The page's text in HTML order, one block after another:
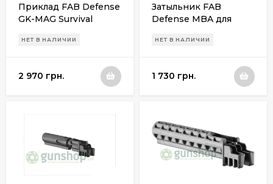
Приклад FAB Defense
GK-MAG Survival
адаптера(черный)
НЕТ В НАЛИЧИИ
2 970 грн.
Затыльник FAB
Defense MBA для
SHOCK и GL-MAG
НЕТ В НАЛИЧИИ
1 730 грн.